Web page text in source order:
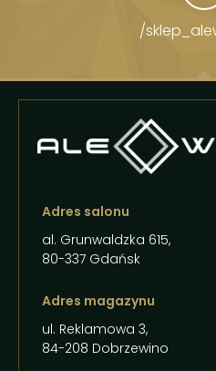
/
Adres salonu
al. Grunwaldzka 615,
80-337 Gdańsk
Adres magazynu
ul. Reklamowa 3,
84-208 Dobrzewino